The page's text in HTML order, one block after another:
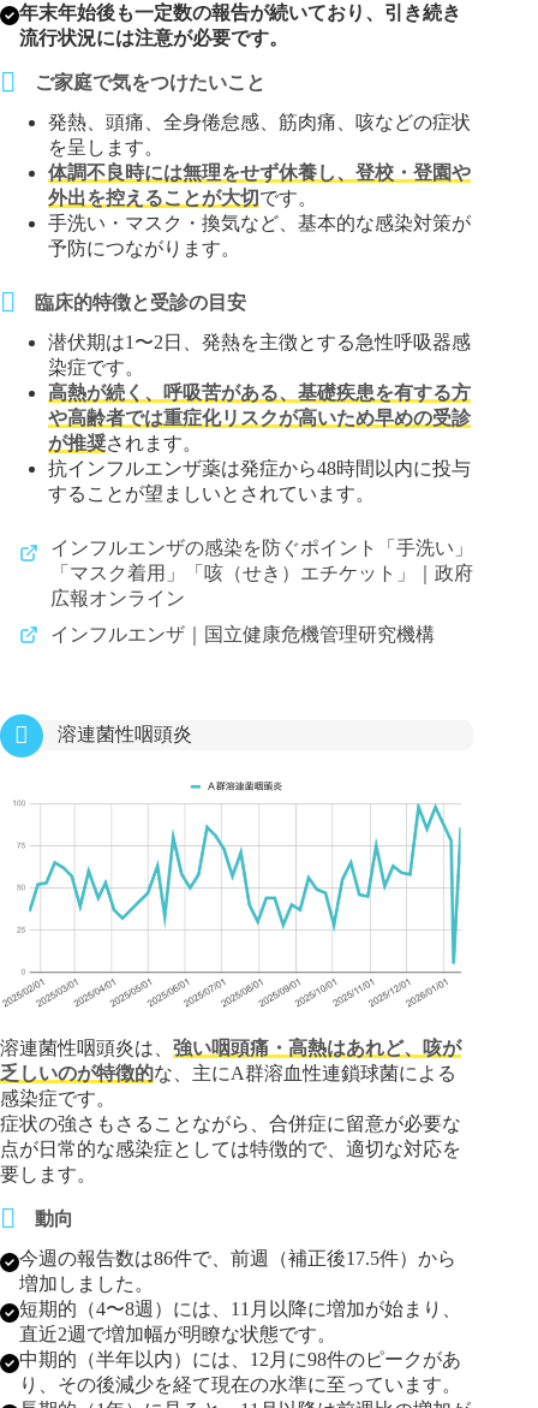
年末年始後も一定数の報告が続いており、引き続き
流行状況には注意が必要です。
ご家庭で気をつけたいこと
発熱、頭痛、全身倦怠感、筋肉痛、咳などの症状
を呈します。
体調不良時には無理をせず休養し、登校・登園や
外出を控えることが大切 です。
手洗い・マスク・換気など、基本的な感染対策が
予防につながります。
臨床的特徴と受診の目安
潜伏期は1〜2日、発熱を主徴とする急性呼吸器感
染症です。
高熱が続く、呼吸苦がある、基礎疾患を有する方
や高齢者では重症化リスクが高いため早めの受診
が推奨されます。
抗インフルエンザ薬は発症から48時間以内に投与
することが望ましいとされています。
インフルエンザの感染を防ぐポイント「手洗い」
「マスク着用」「咳（せき）エチケット」｜政府
広報オンライン
インフルエンザ｜国立健康危機管理研究機構
溶連菌性咽頭炎
溶連菌性咽頭炎は、 強い咽頭痛・高熱はあれど、咳が
乏しいのが特徴的な、主にA群溶血性連鎖球菌による
感染症です。
症状の強さもさることながら、合併症に留意が必要な
点が日常的な感染症としては特徴的で、適切な対応を
要します。
動向
今週の報告数は86件で、前週（補正後17.5件）から
増加しました。
短期的（4〜8週）には、11月以降に増加が始まり、
直近2週で増加幅が明瞭な状態です。
中期的（半年以内）には、12月に98件のピークがあ
り、その後減少を経て現在の水準に至っています。